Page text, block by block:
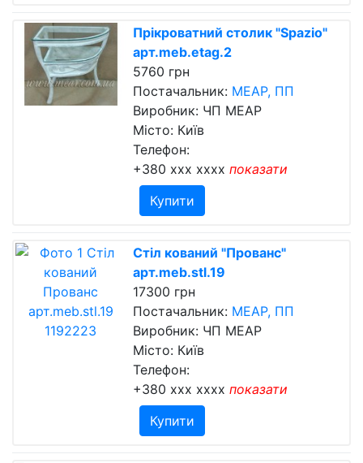
Прікроватний столик "Spazio"
арт.meb.etag.2
5760 грн
Постачальник: МЕАР, ПП
Виробник: ЧП МЕАР
Місто: Київ
Телефон:
+380 xxx xxxx показати
Купити
Стіл кований "Прованс"
арт.meb.stl.19
17300 грн
Постачальник: МЕАР, ПП
Виробник: ЧП МЕАР
Місто: Київ
Телефон:
+380 xxx xxxx показати
Купити